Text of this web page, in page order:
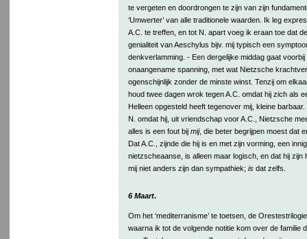
te vergeten en doordrongen te zijn van zijn
‘Umwerter’ van alle traditionele waarden. Ik leg
A.C. te treffen, en tot N. apart voeg ik eraan toe dat
genialiteit van Aeschylus bijv. mij typisch een
denkverlamming. - Een dergelijke middag gaat
onaangename spanning, met wat Nietzsche
ogenschijnlijk zonder de minste winst. Tenzij om
houd twee dagen wrok tegen A.C. omdat hij zich als
Helleen opgesteld heeft tegenover mij, kleine
N. omdat hij, uit vriendschap voor A.C., Nietzsche
alles is een fout bij mij, die beter begrijpen moest dat
Dat A.C., zijnde die hij is en met zijn vorming, een
nietzscheaanse, is alleen maar logisch, en dat hij zijn
mij niet anders zijn dan sympathiek; isdat zelfs.
6 Maart.
Om het ‘mediterranisme’ te toetsen, de
waarna ik tot de volgende notitie kom over de familie